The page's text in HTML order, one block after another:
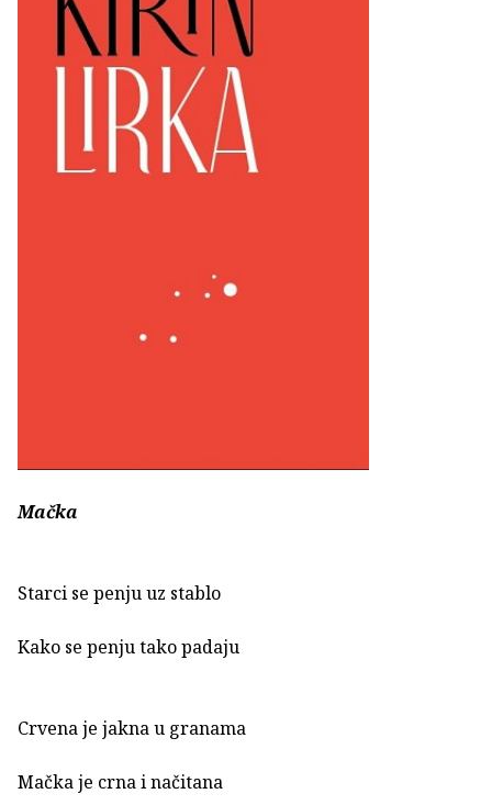
Mačka
Starci se penju uz stablo
Kako se penju tako padaju
Crvena je jakna u granama
Mačka je crna i načitana